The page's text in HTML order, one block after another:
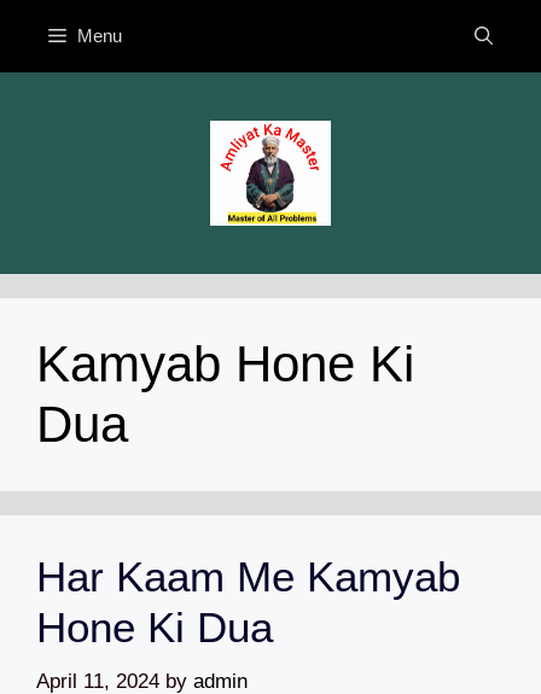
content
Menu
Kamyab Hone Ki
Dua
Har Kaam Me Kamyab
Hone Ki Dua
April 11, 2024 by admin